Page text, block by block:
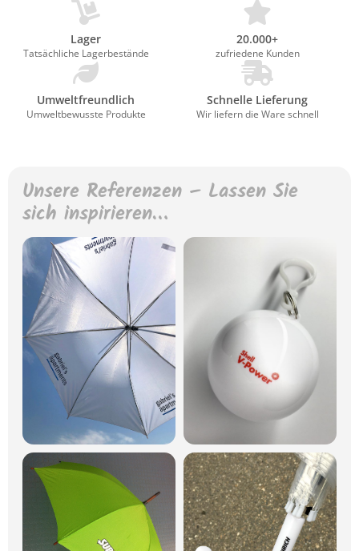
Lager
Tatsächliche Lagerbestände
20.000+
zufriedene Kunden
Umweltfreundlich
Umweltbewusste Produkte
Schnelle Lieferung
Wir liefern die Ware schnell
Unsere Referenzen – Lassen Sie
sich inspirieren…